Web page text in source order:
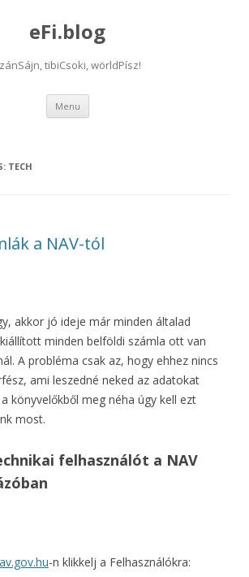
eFi.blog
tibiCsoki, wörldPísz!
Menu Skip
content
TECH
a NAV-tól
akkor jó ideje már minden általad
minden belföldi számla ott van
A probléma csak az, hogy ehhez nincs
ami leszedné neked az adatokat
könyvelőkből meg néha úgy kell ezt
most.
felhasználót a NAV
-n klikkelj a Felhasználókra: